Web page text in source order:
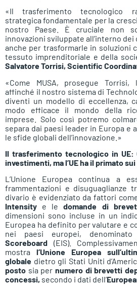
«Il trasferimento tecnologico
strategica fondamentale per la
nostro Paese. È cruciale non
innovazioni sviluppate all’interno
anche per trasformarle in soluzioni
tessuto imprenditoriale e della
Salvatore Torrisi, Scientific
«Come MUSA, prosegue Torrisi,
affinché il nostro sistema di
diventi un modello di eccellenza,
modo efficace il mondo della
imprese. Solo così potremo
separa dai paesi leader in Europa e
le sfide globali dell’innovazione.»
Il trasferimento tecnologico in UE:
investimenti, ma l’UE ha il primato
L’Unione Europea continua a
frammentazioni e disuguaglianze
divario è evidenziato da fattori
Intensity e ledomande di
dimensioni sono incluse in un
Europea ha definito per valutare e
nei paesi europei, denominato
Scoreboard (EIS).
mostra l’Unione Europea
globale dietro gli Stati Uniti
posto sia per numero di brevetti
concessi, secondo i dati dell’